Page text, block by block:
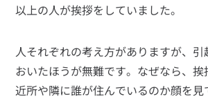
以上の人が挨拶をしていました。
人それぞれの考え方がありますが、引
おいたほうが無難です。なぜなら、挨
近所や隣に誰が住んでいるのか顔を